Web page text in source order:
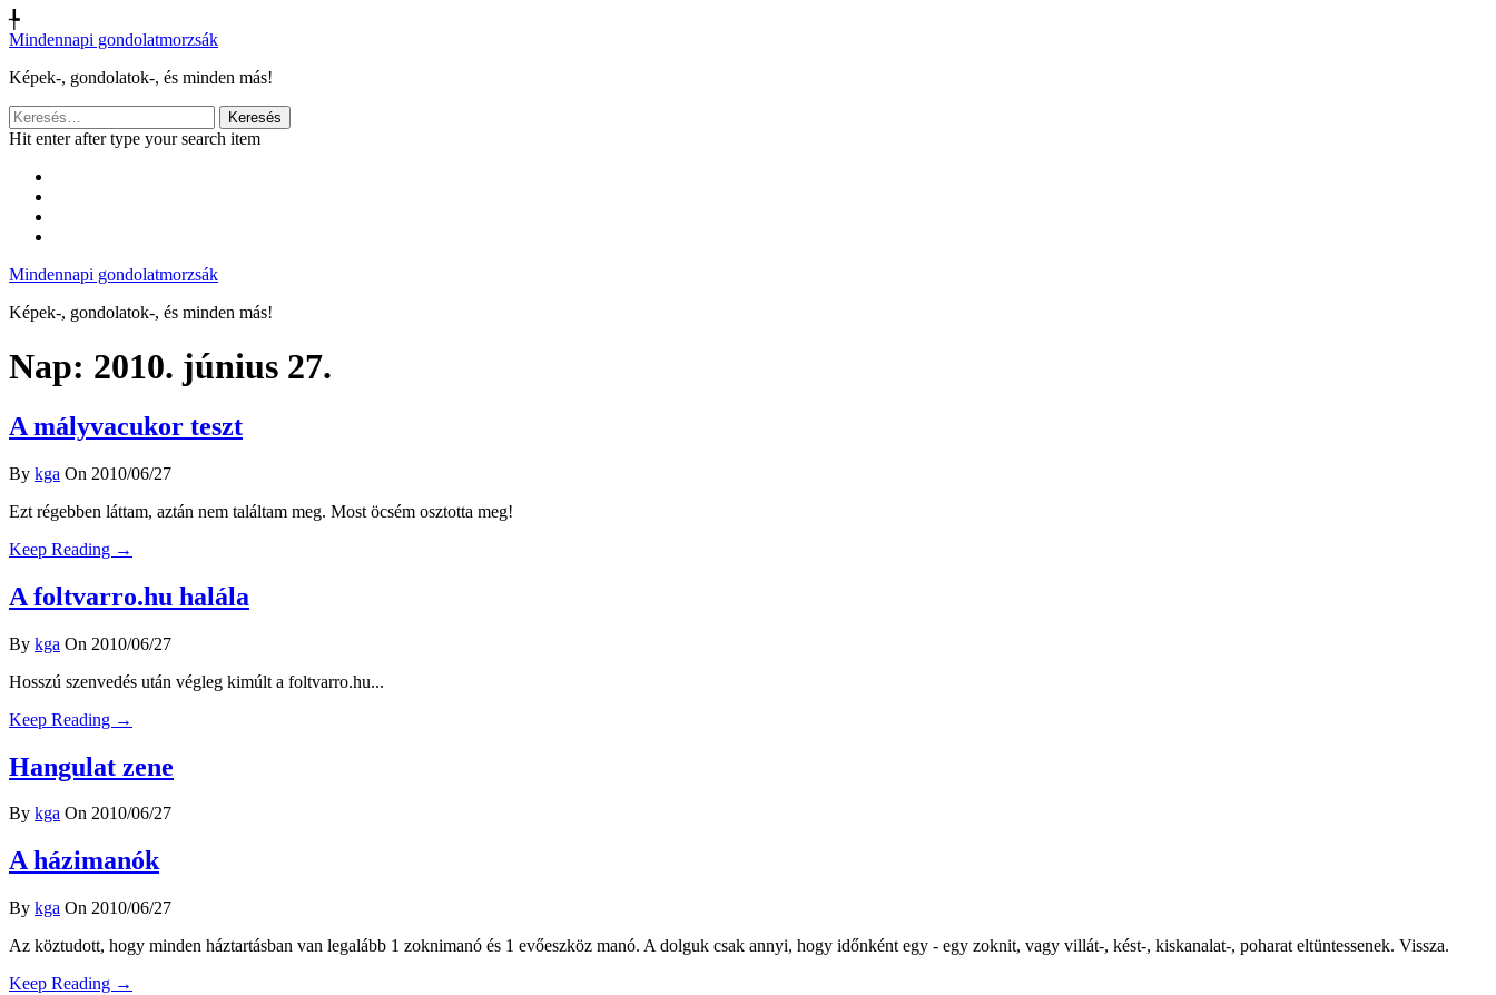
╄
Mindennapi gondolatmorzsák
Képek-, gondolatok-, és minden más!
Keresés:
Hit enter after type your search item
Mindennapi gondolatmorzsák
Képek-, gondolatok-, és minden más!
Nap: 2010. június 27.
A mályvacukor teszt
By kga On 2010/06/27
Ezt régebben láttam, aztán nem találtam meg. Most öcsém osztotta meg!
Keep Reading →
A foltvarro.hu halála
By kga On 2010/06/27
Hosszú szenvedés után végleg kimúlt a foltvarro.hu...
Keep Reading →
Hangulat zene
By kga On 2010/06/27
A házimanók
By kga On 2010/06/27
Az köztudott, hogy minden háztartásban van legalább 1 zoknimanó és 1 evőeszköz manó. A dolguk csak annyi, hogy időnként egy - egy zoknit, vagy villát-, kést-, kiskanalat-, poharat eltüntessenek. Vissza.
Keep Reading →